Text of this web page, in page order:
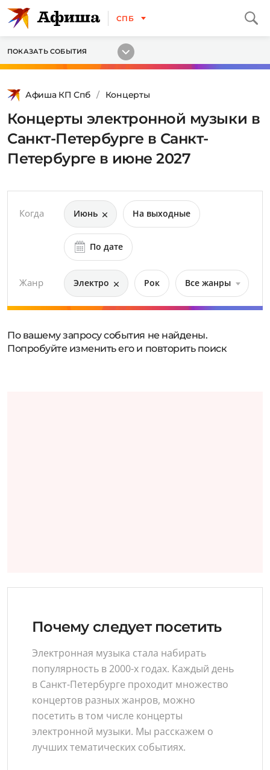
СПБ
ПОКАЗАТЬ СОБЫТИЯ
Афиша КП Спб Концерты
Концерты электронной музыки в
Санкт-Петербурге в Санкт-
Петербурге в июне 2027
Когда Июнь На выходные
По дате
Жанр Электро Рок Все жанры
По вашему запросу события не найдены.
Попробуйте изменить его и повторить поиск
Почему следует посетить
Электронная музыка стала набирать
популярность в 2000-х годах. Каждый день
в Санкт-Петербурге проходит множество
концертов разных жанров, можно
посетить в том числе концерты
электронной музыки. Мы расскажем о
лучших тематических событиях.